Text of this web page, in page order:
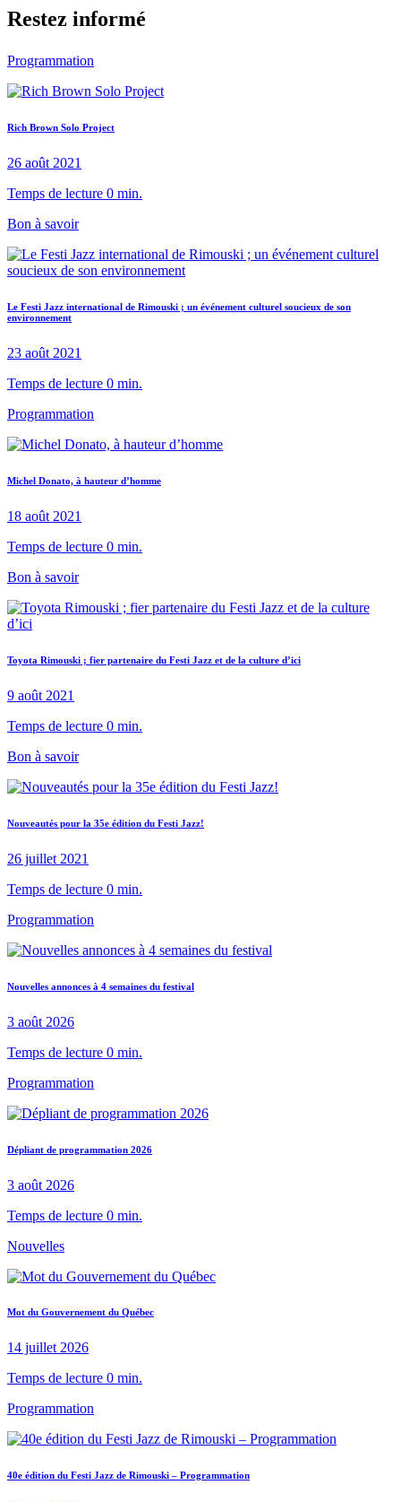
Restez informé
Programmation
Rich Brown Solo Project
26 août 2021
Temps de lecture 0 min.
Bon à savoir
Le Festi Jazz international de Rimouski ; un événement culturel soucieux de son
environnement
23 août 2021
Temps de lecture 0 min.
Programmation
Michel Donato, à hauteur d’homme
18 août 2021
Temps de lecture 0 min.
Bon à savoir
Toyota Rimouski ; fier partenaire du Festi Jazz et de la culture d’ici
9 août 2021
Temps de lecture 0 min.
Bon à savoir
Nouveautés pour la 35e édition du Festi Jazz!
26 juillet 2021
Temps de lecture 0 min.
Programmation
Nouvelles annonces à 4 semaines du festival
3 août 2026
Temps de lecture 0 min.
Programmation
Dépliant de programmation 2026
3 août 2026
Temps de lecture 0 min.
Nouvelles
Mot du Gouvernement du Québec
14 juillet 2026
Temps de lecture 0 min.
Programmation
40e édition du Festi Jazz de Rimouski – Programmation